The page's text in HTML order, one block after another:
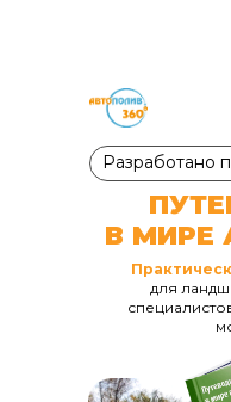
Разработано
В МИРЕ
для